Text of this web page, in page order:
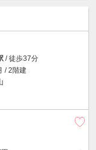
/ 徒歩37分
/ 2階建